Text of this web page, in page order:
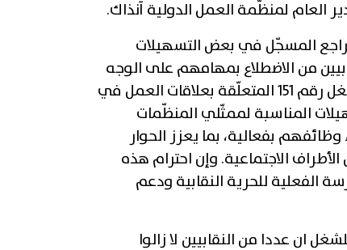
المسجّل في بعض التسهيلات
من الاضطلاع بمهامهم على الوجه
المطلوب' ، مذكرا بأنّ الاتفاقية الدولية للشغل رقم 151 المتعلّقة بعلاقات العمل في
المناسبة لممثّلي المنظّمات
بفعالية، بما يعزز الحوار
الاجتماعية. وإن احترام هذه
الفعلية للحرية النقابية ودعم
ان عددا من النقابيين لا زالوا